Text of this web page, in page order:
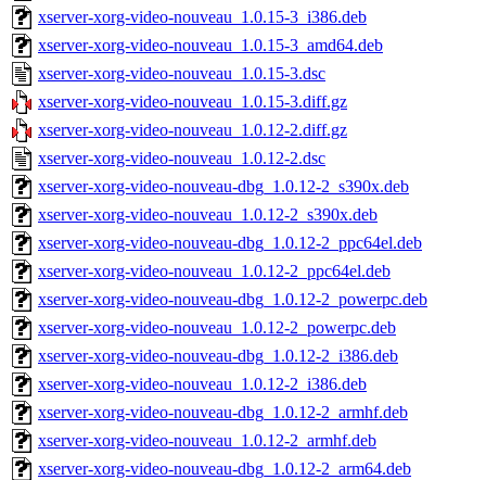
xserver-xorg-video-nouveau_1.0.15-3_i386.deb
xserver-xorg-video-nouveau_1.0.15-3_amd64.deb
xserver-xorg-video-nouveau_1.0.15-3.dsc
xserver-xorg-video-nouveau_1.0.15-3.diff.gz
xserver-xorg-video-nouveau_1.0.12-2.diff.gz
xserver-xorg-video-nouveau_1.0.12-2.dsc
xserver-xorg-video-nouveau-dbg_1.0.12-2_s390x.deb
xserver-xorg-video-nouveau_1.0.12-2_s390x.deb
xserver-xorg-video-nouveau-dbg_1.0.12-2_ppc64el.deb
xserver-xorg-video-nouveau_1.0.12-2_ppc64el.deb
xserver-xorg-video-nouveau-dbg_1.0.12-2_powerpc.deb
xserver-xorg-video-nouveau_1.0.12-2_powerpc.deb
xserver-xorg-video-nouveau-dbg_1.0.12-2_i386.deb
xserver-xorg-video-nouveau_1.0.12-2_i386.deb
xserver-xorg-video-nouveau-dbg_1.0.12-2_armhf.deb
xserver-xorg-video-nouveau_1.0.12-2_armhf.deb
xserver-xorg-video-nouveau-dbg_1.0.12-2_arm64.deb